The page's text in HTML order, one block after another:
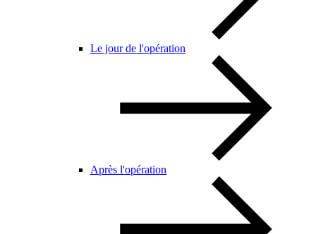
Le jour de l'opération
Après l'opération